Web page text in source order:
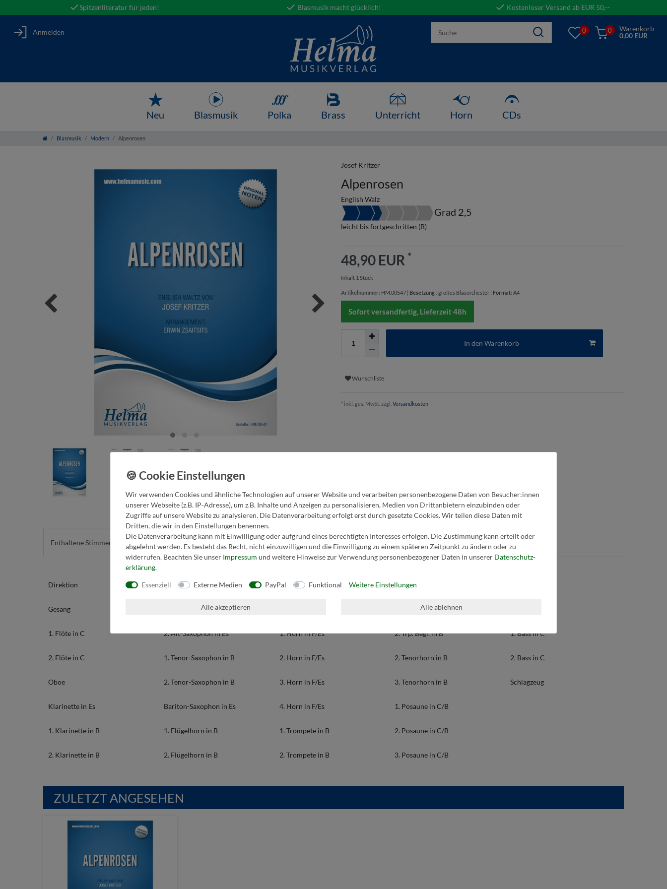
Spitzenliteratur für jeden! Blasmusik macht glücklich! Kostenloser Versand ab EUR 50,--
Anmelden 0 0
Warenkorb
0,00 EUR
Neu Blasmusik Polka Brass Unterricht Horn CDs
Blasmusik Modern Alpenrosen
Josef Kritzer
Alpenrosen
English Walz
Grad 2,5
leicht bis fortgeschritten (B)
48,90 EUR *
Inhalt 1 Stück
Artikelnummer: HM.00547 Besetzung : großes Blasorchester Format: A4
Sofort versandfertig, Lieferzeit 48h
In den Warenkorb
Wunschliste
* inkl. ges. MwSt. zzgl. Versandkosten
Enthaltene Stimmen Detailinfos
Direktion
Gesang
1. Flöte in C
2. Flöte in C
Oboe
Klarinette in Es
1. Klarinette in B
2. Klarinette in B
3. Klarinette in B
1. Alt-Saxophon in Es
2. Alt-Saxophon in Es
1. Tenor-Saxophon in B
2. Tenor-Saxophon in B
Bariton-Saxophon in Es
1. Flügelhorn in B
2. Flügelhorn in B
1. Tenorhorn in B
1. Horn in F/Es
2. Horn in F/Es
3. Horn in F/Es
4. Horn in F/Es
1. Trompete in B
2. Trompete in B
3. Trompete in B
1. Trp. Begl. in B
2. Trp. Begl. in B
2. Tenorhorn in B
3. Tenorhorn in B
1. Posaune in C/B
2. Posaune in C/B
3. Posaune in C/B
1. Bass in C
2. Bass in C
Schlagzeug
ZULETZT ANGESEHEN
Wir verwenden Cookies und ähnliche Technologien auf unserer Website und verarbeiten personenbezogene Daten von Besucher:innen
unserer Webseite (z.B. IP-Adresse), um z.B. Inhalte und Anzeigen zu personalisieren, Medien von Drittanbietern einzubinden oder
Zugriffe auf unsere Website zu analysieren. Die Datenverarbeitung erfolgt erst durch gesetzte Cookies. Wir teilen diese Daten mit
Dritten, die wir in den Einstellungen benennen.
Die Datenverarbeitung kann mit Einwilligung oder aufgrund eines berechtigten Interesses erfolgen. Die Zustimmung kann erteilt oder
abgelehnt werden. Es besteht das Recht, nicht einzuwilligen und die Einwilligung zu einem späteren Zeitpunkt zu ändern oder zu
widerrufen. Beachten Sie unser Impressum und weitere Hinweise zur Verwendung personenbezogener Daten in unserer Daten­schutz­
erklärung.
Essenziell Externe Medien PayPal Funktional Weitere Einstellungen
Alle akzeptieren Alle ablehnen